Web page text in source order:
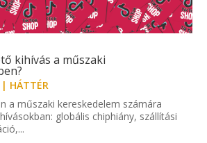
kihívás a műszaki
| HÁTTÉR
a műszaki kereskedelem számára
globális chiphiány, szállítási